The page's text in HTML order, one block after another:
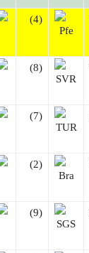
(4)
(8)
(7)
(2)
(9)